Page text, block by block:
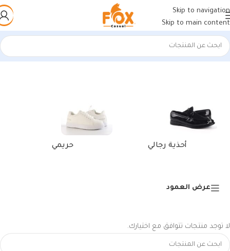
Skip to navigation
Skip to main content
الرئيسية/منتجات تحت الوسم “أحذية يومية”
أحذية رجالي حريمي
عرض العمود
لا توجد منتجات تتوافق مع اختيارك.